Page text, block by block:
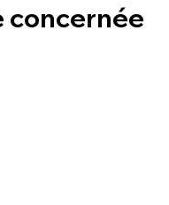
concernée